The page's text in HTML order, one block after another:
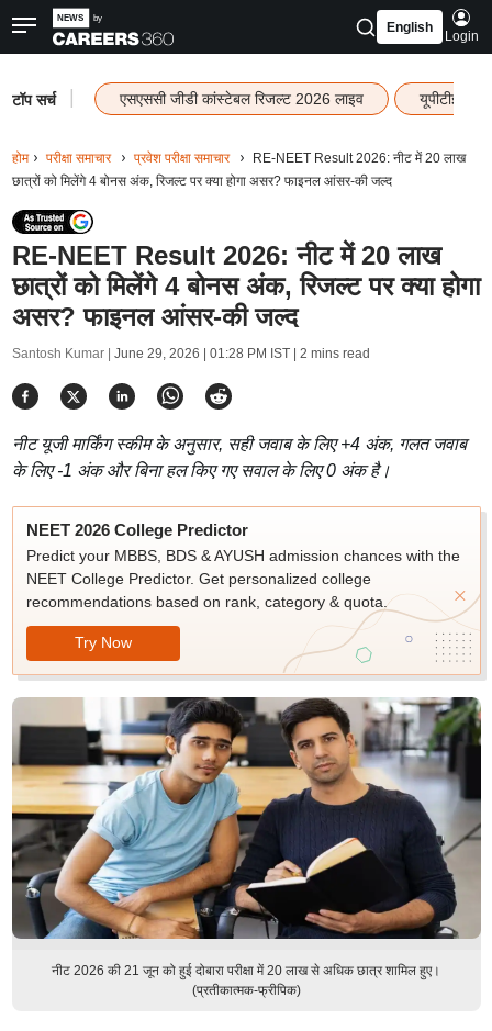
English
Login
टॉप सर्च एसएससी जीडी कांस्टेबल रिजल्ट 2026 लाइव यूपीटीईटी
होम परीक्षा समाचार प्रवेश परीक्षा समाचार
RE-NEET Result 2026: नीट में 20 लाख
छात्रों को मिलेंगे 4 बोनस अंक, रिजल्ट पर क्या होगा असर? फाइनल आंसर-की जल्द
RE-NEET Result 2026: नीट में 20 लाख
छात्रों को मिलेंगे 4 बोनस अंक, रिजल्ट पर क्या होगा
असर? फाइनल आंसर-की जल्द
Santosh Kumar | June 29, 2026 | 01:28 PM IST| 2 mins read
नीट यूजी मार्किंग स्कीम के अनुसार, सही जवाब के लिए +4 अंक, गलत जवाब
के लिए -1 अंक और बिना हल किए गए सवाल के लिए 0 अंक है।
NEET 2026 College Predictor
Predict your MBBS, BDS & AYUSH admission chances with the
NEET College Predictor. Get personalized college
recommendations based on rank, category & quota.
Try Now
नीट 2026 की 21 जून को हुई दोबारा परीक्षा में 20 लाख से अधिक छात्र शामिल हुए।
(प्रतीकात्मक-फ्रीपिक)